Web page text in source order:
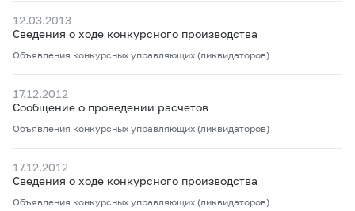
12.03.2013
Сведения о ходе конкурсного производства
Объявления конкурсных управляющих (ликвидаторов)
17.12.2012
Сообщение о проведении расчетов
Объявления конкурсных управляющих (ликвидаторов)
17.12.2012
Сведения о ходе конкурсного производства
Объявления конкурсных управляющих (ликвидаторов)